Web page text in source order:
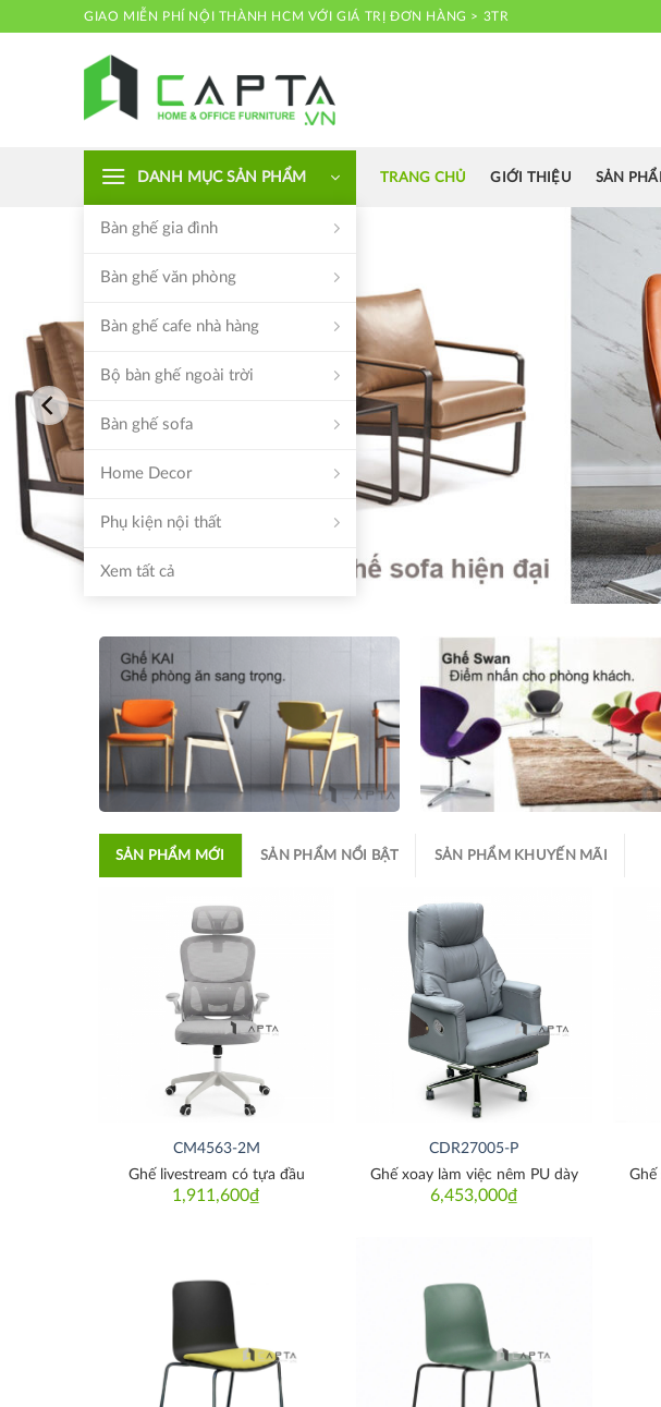
GIAO MIỄN PHÍ NỘI THÀNH HCM VỚI GIÁ TRỊ ĐƠN HÀNG > 3TR
DANH MỤC SẢN PHẨM
Bàn ghế gia đình
Bàn ghế văn phòng
Bàn ghế cafe nhà hàng
Bộ bàn ghế ngoài trời
Bàn ghế sofa
Home Decor
Phụ kiện nội thất
Xem tất cả
TRANG CHỦ GIỚI THIỆU SẢN
SẢN PHẨM MỚI SẢN PHẨM NỔI BẬT SẢN PHẨM KHUYẾN MÃI
CM4563-2M
1,911,600₫
Ghế livestream có tựa đầu
CDR27005-P
6,453,000₫
Ghế xoay làm việc nêm PU dày Ghế